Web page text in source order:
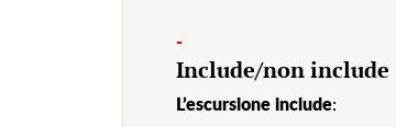
-
Include/non include
L’escursione include: